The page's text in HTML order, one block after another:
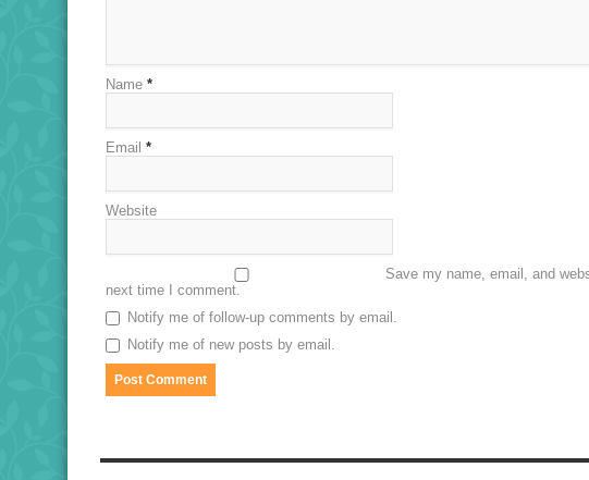
Name *
Email *
Website
Save my name, email, and
next time I comment.
Notify me of follow-up comments by email.
Notify me of new posts by email.